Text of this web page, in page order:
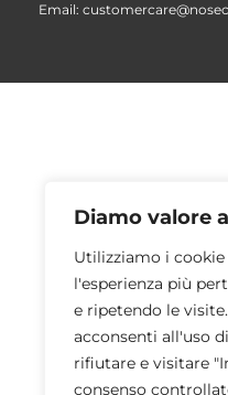
Diamo valore
Utilizziamo i
l'esperienza più
e ripetendo le
acconsenti all'uso
rifiutare e visitare
consenso
Email: